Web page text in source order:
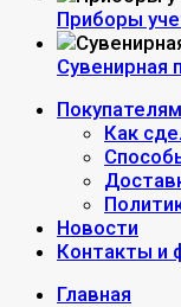
Приборы
Сувенирная
Покупателям
Как
Новости
Контакты и
Главная